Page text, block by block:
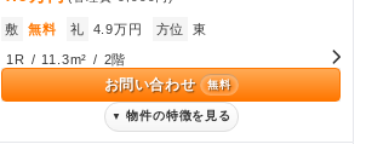
敷 無料 礼 4.9万円 方位 東
1R / 11.3m² / 2階
お問い合わせ 無料
▼ 物件の特徴を見る